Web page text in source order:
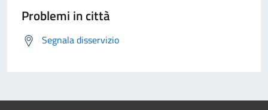
Problemi in città
Segnala disservizio